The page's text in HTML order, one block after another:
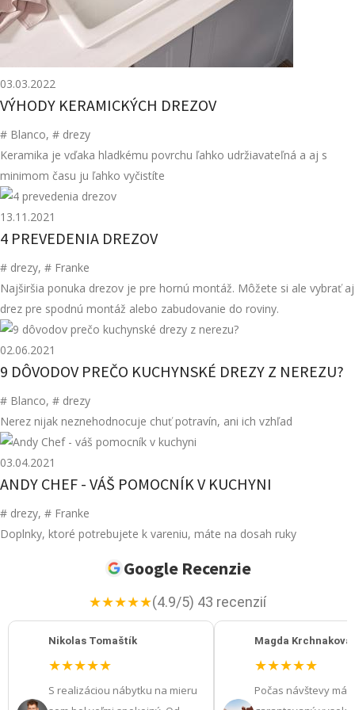
03.03.2022
VÝHODY KERAMICKÝCH DREZOV
# Blanco, # drezy
Keramika je vďaka hladkému povrchu ľahko udržiavateľná a aj s
minimom času ju ľahko vyčistíte
13.11.2021
4 PREVEDENIA DREZOV
# drezy, # Franke
Najširšia ponuka drezov je pre hornú montáž. Môžete si ale vybrať aj
drez pre spodnú montáž alebo zabudovanie do roviny.
02.06.2021
9 DÔVODOV PREČO KUCHYNSKÉ DREZY Z NEREZU?
# Blanco, # drezy
Nerez nijak neznehodnocuje chuť potravín, ani ich vzhľad
03.04.2021
ANDY CHEF - VÁŠ POMOCNÍK V KUCHYNI
# drezy, # Franke
Doplnky, ktoré potrebujete k vareniu, máte na dosah ruky
Google Recenzie
★★★★★(4.9/5) 43 recenzií
Nikolas Tomaštík
★★★★★
S realizáciou nábytku na mieru
Magda Krchnakova
★★★★★
Počas návštevy